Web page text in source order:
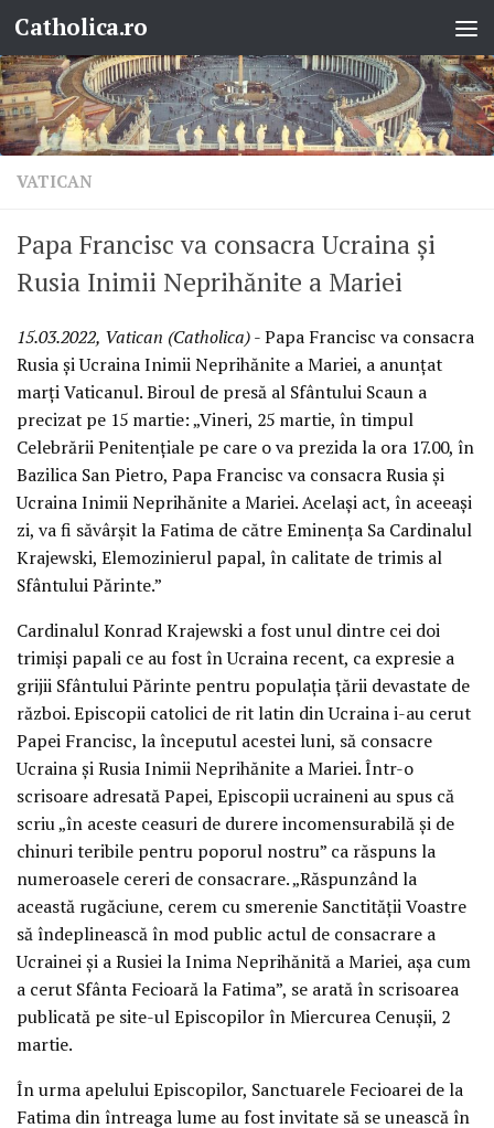
Skip to content
Catholica.ro
VATICAN
Papa Francisc va consacra Ucraina și
Rusia Inimii Neprihănite a Mariei
15.03.2022, Vatican (Catholica)- Papa Francisc va consacra
Rusia și Ucraina Inimii Neprihănite a Mariei, a anunțat
marți Vaticanul. Biroul de presă al Sfântului Scaun a
precizat pe 15 martie: „Vineri, 25 martie, în timpul
Celebrării Penitențiale pe care o va prezida la ora 17.00, în
Bazilica San Pietro, Papa Francisc va consacra Rusia și
Ucraina Inimii Neprihănite a Mariei. Același act, în aceeași
zi, va fi săvârșit la Fatima de către Eminența Sa Cardinalul
Krajewski, Elemozinierul papal, în calitate de trimis al
Sfântului Părinte.”
Cardinalul Konrad Krajewski a fost unul dintre cei doi
trimiși papali ce au fost în Ucraina recent, ca expresie a
grijii Sfântului Părinte pentru populația țării devastate de
război. Episcopii catolici de rit latin din Ucraina i-au cerut
Papei Francisc, la începutul acestei luni, să consacre
Ucraina și Rusia Inimii Neprihănite a Mariei. Într-o
scrisoare adresată Papei, Episcopii ucraineni au spus că
scriu „în aceste ceasuri de durere incomensurabilă și de
chinuri teribile pentru poporul nostru” ca răspuns la
numeroasele cereri de consacrare. „Răspunzând la
această rugăciune, cerem cu smerenie Sanctității Voastre
să îndeplinească în mod public actul de consacrare a
Ucrainei și a Rusiei la Inima Neprihănită a Mariei, așa cum
a cerut Sfânta Fecioară la Fatima”, se arată în scrisoarea
publicată pe site-ul Episcopilor în Miercurea Cenușii, 2
martie.
În urma apelului Episcopilor, Sanctuarele Fecioarei de la
Fatima din întreaga lume au fost invitate să se unească în